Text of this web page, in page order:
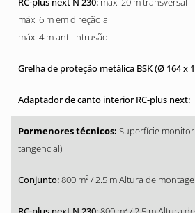
máx. 6 m em direção a
máx. 4 m anti-intrusão
Superfície
tangencial)
800 m² / 2.5 m Altura de